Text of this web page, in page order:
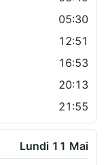
05:30
12:51
16:53
20:13
21:55
Lundi 11 Mai